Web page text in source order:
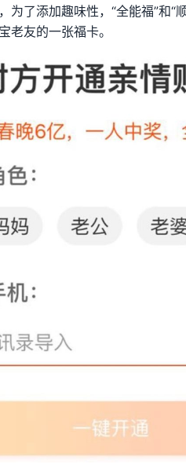
了添加趣味性，“全能福”和“
老友的一张福卡。